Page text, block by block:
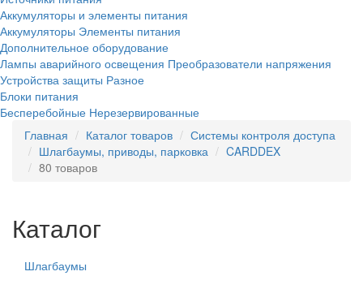
Аккумуляторы и элементы питания
Аккумуляторы Элементы питания
Дополнительное оборудование
Лампы аварийного освещения Преобразователи напряжения
Устройства защиты Разное
Блоки питания
Бесперебойные Нерезервированные
Главная
Каталог товаров
Системы контроля доступа
Шлагбаумы, приводы, парковка
CARDDEX
80 товаров
Каталог
Шлагбаумы